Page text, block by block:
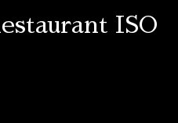
ISO